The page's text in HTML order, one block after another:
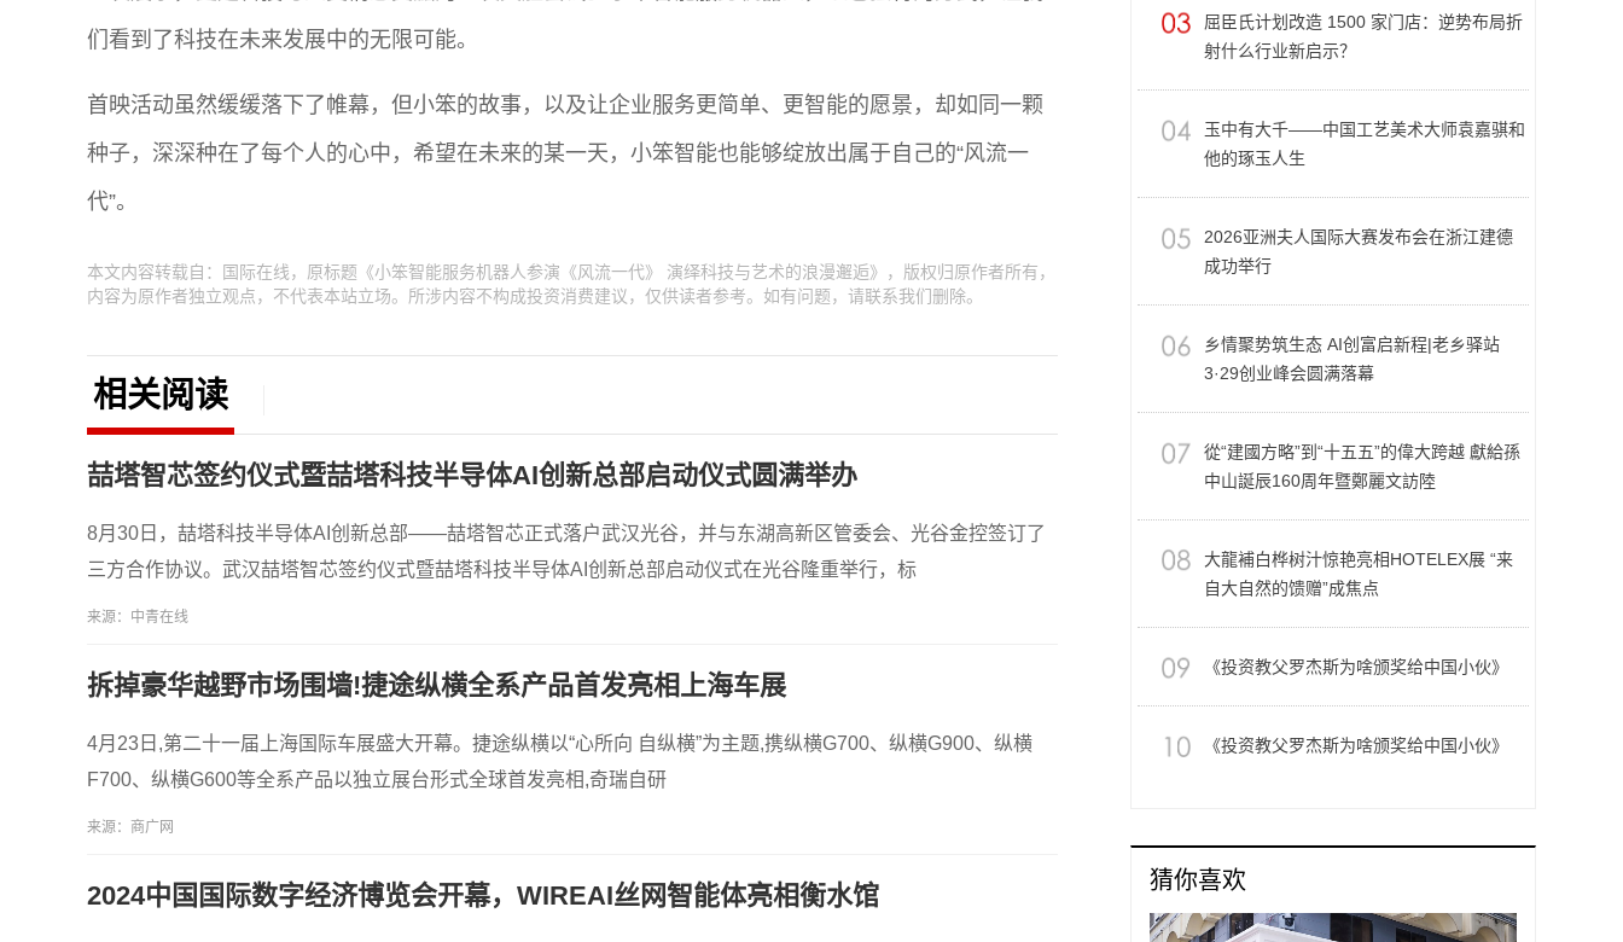
们看到了科技在未来发展中的无限可能。
首映活动虽然缓缓落下了帷幕，但小笨的故事，以及让企业服务更简单、更智能的愿景，却如同一颗
种子，深深种在了每个人的心中，希望在未来的某一天，小笨智能也能够绽放出属于自己的“风流一
代”。
本文内容转载自：国际在线，原标题《小笨智能服务机器人参演《风流一代》 演绎科技与艺术的浪漫邂逅》，版权归原作者所有，
内容为原作者独立观点，不代表本站立场。所涉内容不构成投资消费建议，仅供读者参考。如有问题，请联系我们删除。
相关阅读
喆塔智芯签约仪式暨喆塔科技半导体AI创新总部启动仪式圆满举办
8月30日，喆塔科技半导体AI创新总部——喆塔智芯正式落户武汉光谷，并与东湖高新区管委会、光谷金控签订了
三方合作协议。武汉喆塔智芯签约仪式暨喆塔科技半导体AI创新总部启动仪式在光谷隆重举行，标
来源：中青在线
拆掉豪华越野市场围墙!捷途纵横全系产品首发亮相上海车展
4月23日,第二十一届上海国际车展盛大开幕。捷途纵横以“心所向 自纵横”为主题,携纵横G700、纵横G900、纵横
F700、纵横G600等全系产品以独立展台形式全球首发亮相,奇瑞自研
来源：商广网
2024中国国际数字经济博览会开幕，WIREAI丝网智能体亮相衡水馆
屈臣氏计划改造 1500 家门店：逆势布局折
射什么行业新启示？
玉中有大千——中国工艺美术大师袁嘉骐和
他的琢玉人生
​2026亚洲夫人国际大赛发布会在浙江建德
成功举行
乡情聚势筑生态 AI创富启新程|老乡驿站
3·29创业峰会圆满落幕
從“建國方略”到“十五五”的偉大跨越 獻給孫
中山誕辰160周年暨鄭麗文訪陸
大龍補白桦树汁惊艳亮相HOTELEX展 “来
自大自然的馈赠”成焦点
《投资教父罗杰斯为啥颁奖给中国小伙》
《投资教父罗杰斯为啥颁奖给中国小伙》
猜你喜欢